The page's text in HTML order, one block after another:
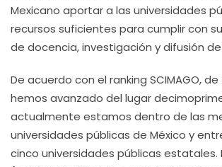
Mexicano aportar a las universidades
recursos suficientes para cumplir con
de docencia, investigación y difusión
De acuerdo con el ranking SCIMAGO,
hemos avanzado del lugar
actualmente estamos dentro de las
universidades públicas de México y
cinco universidades públicas estatales.